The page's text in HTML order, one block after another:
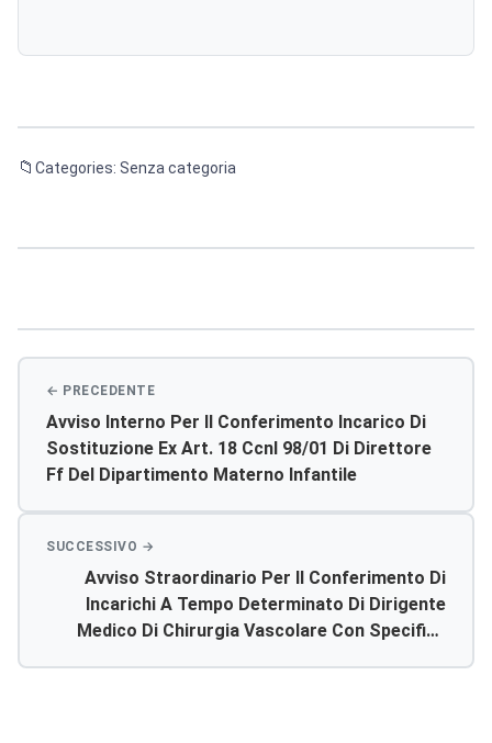
Categories: Senza categoria
Avviso Interno Per Il Conferimento Incarico Di
Sostituzione Ex Art. 18 Ccnl 98/01 Di Direttore
Ff Del Dipartimento Materno Infantile
Avviso Straordinario Per Il Conferimento Di
Incarichi A Tempo Determinato Di Dirigente
Medico Di Chirurgia Vascolare Con Specifica